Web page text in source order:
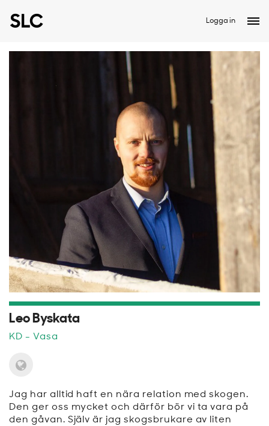
Logga in
Leo Byskata
KD - Vasa
Jag har alltid haft en nära relation med skogen.
Den ger oss mycket och därför bör vi ta vara på
den gåvan. Själv är jag skogsbrukare av liten